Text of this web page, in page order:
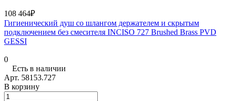
108 464₽
Гигиенический душ со шлангом держателем и скрытым
подключением без смесителя INCISO 727 Brushed Brass PVD
GESSI
0
Есть в наличии
Арт. 58153.727
В корзину